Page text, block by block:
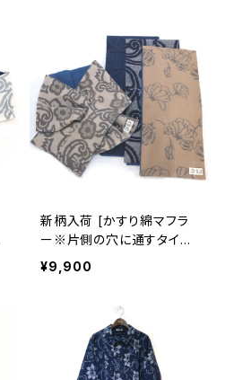
新柄入荷 [かすり綿マフラ
ー※片側の穴に通すタイプ]
全4柄 久留米絣×天然藍染
ガーゼ 池田絣工房
¥9,900